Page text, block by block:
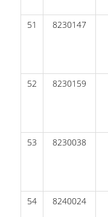
51 8230147
52 8230159
53 8230038
54 8240024